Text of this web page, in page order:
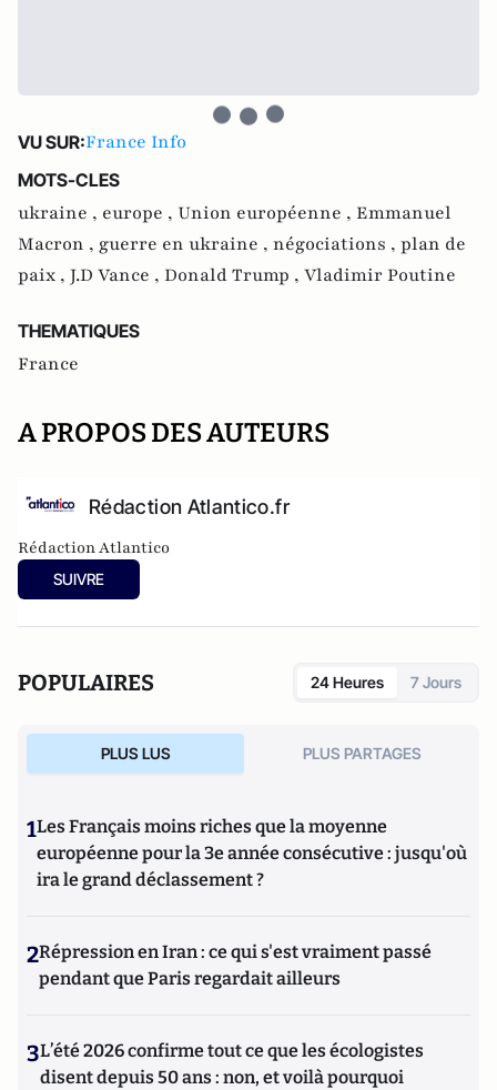
VU SUR:France Info
MOTS-CLES
ukraine , europe , Union européenne , Emmanuel
Macron , guerre en ukraine , négociations , plan de
paix , J.D Vance , Donald Trump , Vladimir Poutine
THEMATIQUES
France
A PROPOS DES AUTEURS
Rédaction Atlantico.fr
Rédaction Atlantico
SUIVRE
POPULAIRES 24 Heures 7 Jours
PLUS LUS PLUS PARTAGES
1Les Français moins riches que la moyenne
européenne pour la 3e année consécutive : jusqu'où
ira le grand déclassement ?
2Répression en Iran : ce qui s'est vraiment passé
pendant que Paris regardait ailleurs
3L’été 2026 confirme tout ce que les écologistes
disent depuis 50 ans : non, et voilà pourquoi